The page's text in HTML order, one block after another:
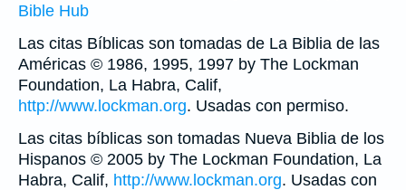
Bible Hub
Las citas Bíblicas son tomadas de La Biblia de las
Américas © 1986, 1995, 1997 by The Lockman
Foundation, La Habra, Calif,
http://www.lockman.org. Usadas con permiso.
Las citas bíblicas son tomadas Nueva Biblia de los
Hispanos © 2005 by The Lockman Foundation, La
Habra, Calif, http://www.lockman.org. Usadas con